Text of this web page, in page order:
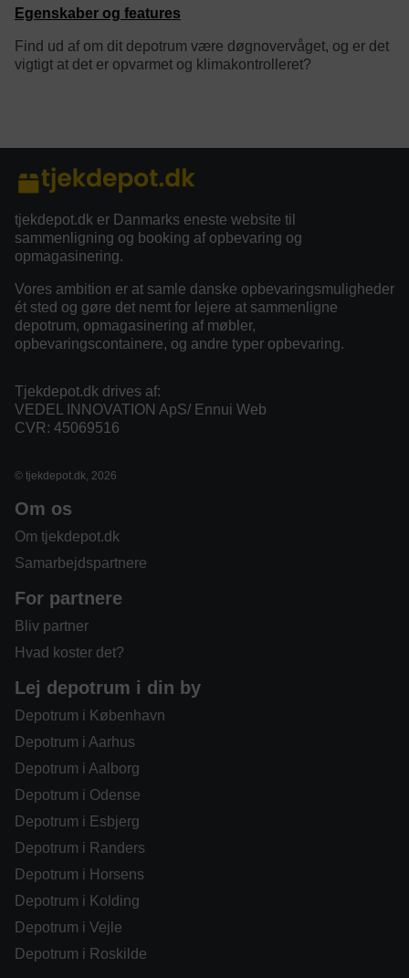
Egenskaber og features
Find ud af om dit depotrum være døgnovervåget, og er det
vigtigt at det er opvarmet og klimakontrolleret?
tjekdepot.dk er Danmarks eneste website til
sammenligning og booking af opbevaring og
opmagasinering.
Vores ambition er at samle danske opbevaringsmuligheder
ét sted og gøre det nemt for lejere at sammenligne
depotrum, opmagasinering af møbler,
opbevaringscontainere, og andre typer opbevaring.
Tjekdepot.dk drives af:
VEDEL INNOVATION ApS/ Ennui Web
CVR: 45069516
© tjekdepot.dk, 2026
Om os
Om tjekdepot.dk
Samarbejdspartnere
For partnere
Bliv partner
Hvad koster det?
Lej depotrum i din by
Depotrum i København
Depotrum i Aarhus
Depotrum i Aalborg
Depotrum i Odense
Depotrum i Esbjerg
Depotrum i Randers
Depotrum i Horsens
Depotrum i Kolding
Depotrum i Vejle
Depotrum i Roskilde